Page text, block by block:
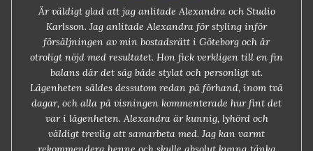
Är väldigt glad att jag anlitade Alexandra och Studio
Karlsson. Jag anlitade Alexandra för styling inför
försäljningen av min bostadsrätt i Göteborg och är
otroligt nöjd med resultatet. Hon fick verkligen till en fin
balans där det såg både stylat och personligt ut.
Lägenheten såldes dessutom redan på förhand, inom två
dagar, och alla på visningen kommenterade hur fint det
var i lägenheten. Alexandra är kunnig, lyhörd och
väldigt trevlig att samarbeta med. Jag kan varmt